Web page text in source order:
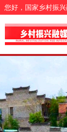
您好，国家乡村振兴